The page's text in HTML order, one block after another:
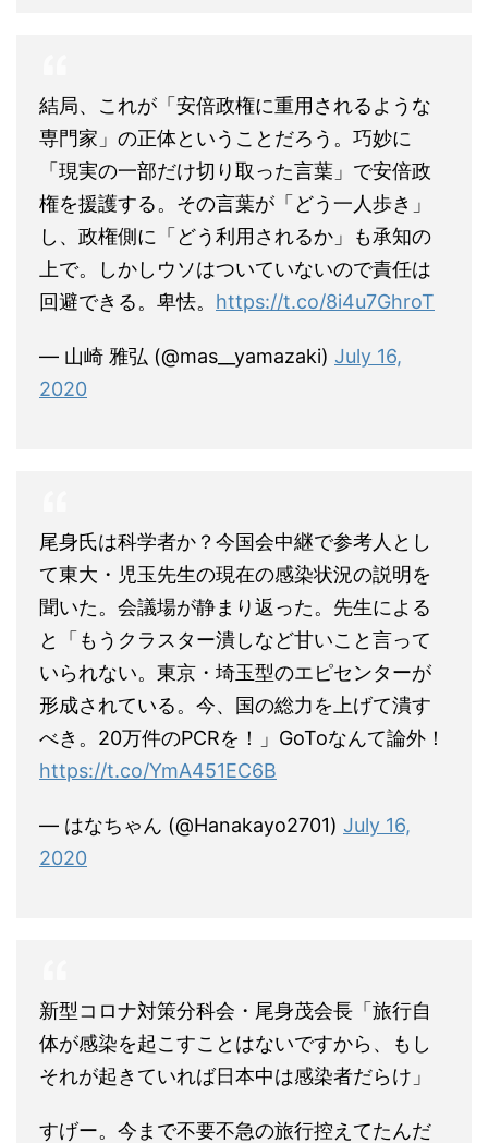
結局、これが「安倍政権に重用されるような
専門家」の正体ということだろう。巧妙に
「現実の一部だけ切り取った言葉」で安倍政
権を援護する。その言葉が「どう一人歩き」
し、政権側に「どう利用されるか」も承知の
上で。しかしウソはついていないので責任は
回避できる。卑怯。 https://t.co/8i4u7GhroT
— 山崎 雅弘 (@mas__yamazaki) July 16,
2020
尾身氏は科学者か？今国会中継で参考人とし
て東大・児玉先生の現在の感染状況の説明を
聞いた。会議場が静まり返った。先生による
と「もうクラスター潰しなど甘いこと言って
いられない。東京・埼玉型のエピセンターが
形成されている。今、国の総力を上げて潰す
べき。20万件のPCRを！」GoToなんて論外！
https://t.co/YmA451EC6B
— はなちゃん (@Hanakayo2701) July 16,
2020
新型コロナ対策分科会・尾身茂会長「旅行自
体が感染を起こすことはないですから、もし
それが起きていれば日本中は感染者だらけ」
すげー。今まで不要不急の旅行控えてたんだ